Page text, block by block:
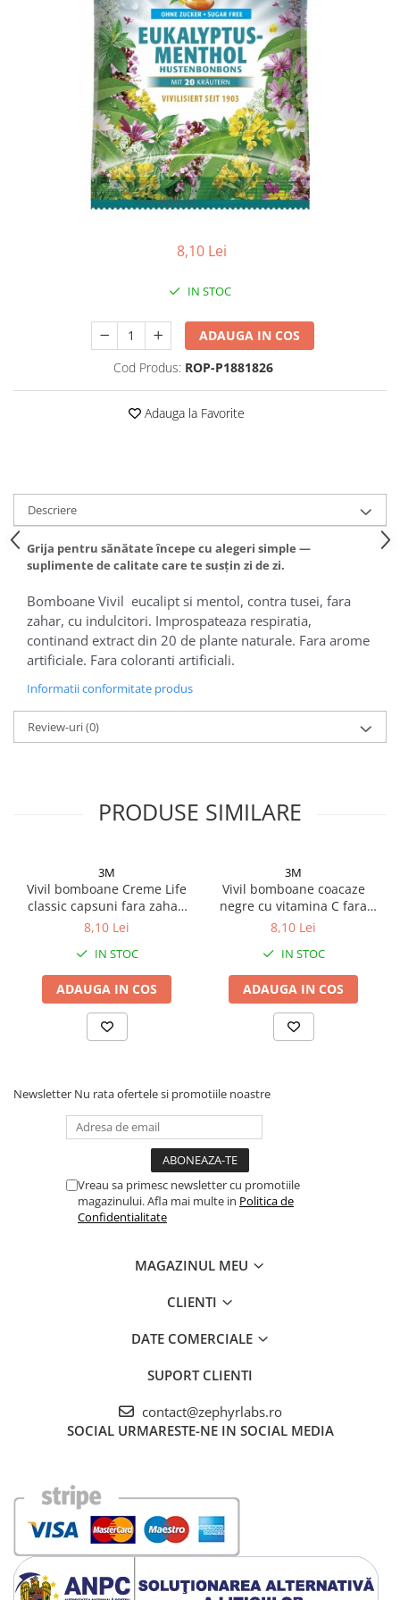
Altele-Suplimente alimentare
8,10 Lei
IN STOC
ADAUGA IN COS
Cod Produs: ROP-P1881826
Adauga la Favorite
Descriere
Grija pentru sănătate începe cu alegeri simple —
suplimente de calitate care te susțin zi de zi.
Bomboane Vivil eucalipt si mentol, contra tusei, fara
zahar, cu indulcitori. Improspateaza respiratia,
continand extract din 20 de plante naturale. Fara arome
artificiale. Fara coloranti artificiali.
Informatii conformitate produs
Review-uri(0)
PRODUSE SIMILARE
3M
Vivil bomboane Creme Life
classic capsuni fara zahar,
60g Zephyr Labs
8,10 Lei
IN STOC
ADAUGA IN COS
3M
Vivil bomboane coacaze
negre cu vitamina C fara
zahar, 60g Zephyr Labs
8,10 Lei
IN STOC
ADAUGA IN COS
Newsletter Nu rata ofertele si promotiile noastre
Vreau sa primesc newsletter cu promotiile
magazinului. Afla mai multe in Politica de
Confidentialitate
MAGAZINUL MEU
CLIENTI
DATE COMERCIALE
SUPORT CLIENTI
contact@zephyrlabs.ro
SOCIAL URMARESTE-NE IN SOCIAL MEDIA